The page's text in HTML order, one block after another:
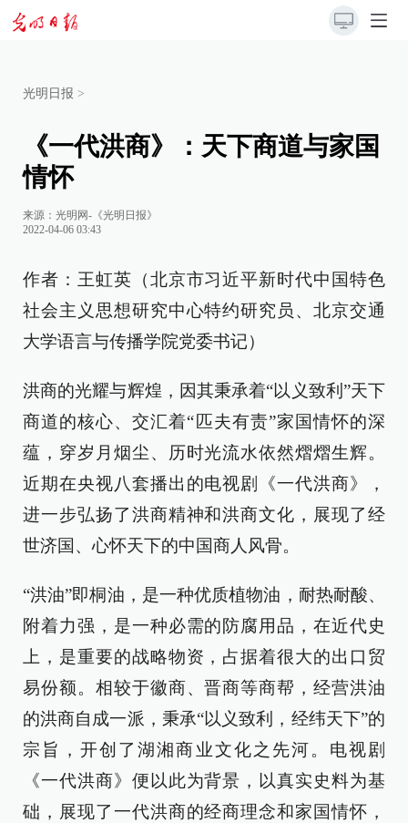
光明日报 >
《一代洪商》：天下商道与家国
情怀
来源： 光明网-《光明日报》
2022-04-06 03:43
作者：王虹英（北京市习近平新时代中国特色
社会主义思想研究中心特约研究员、北京交通
大学语言与传播学院党委书记）
洪商的光耀与辉煌，因其秉承着“以义致利”天下
商道的核心、交汇着“匹夫有责”家国情怀的深
蕴，穿岁月烟尘、历时光流水依然熠熠生辉。
近期在央视八套播出的电视剧《一代洪商》，
进一步弘扬了洪商精神和洪商文化，展现了经
世济国、心怀天下的中国商人风骨。
“洪油”即桐油，是一种优质植物油，耐热耐酸、
附着力强，是一种必需的防腐用品，在近代史
上，是重要的战略物资，占据着很大的出口贸
易份额。相较于徽商、晋商等商帮，经营洪油
的洪商自成一派，秉承“以义致利，经纬天下”的
宗旨，开创了湖湘商业文化之先河。电视剧
《一代洪商》便以此为背景，以真实史料为基
础，展现了一代洪商的经商理念和家国情怀，